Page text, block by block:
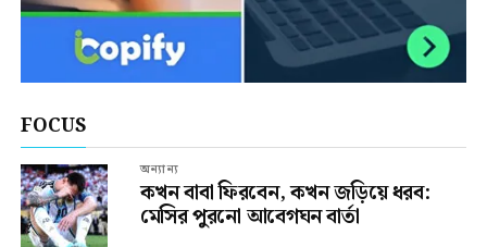
FOCUS
অন্যান্য
কখন বাবা ফিরবেন, কখন জড়িয়ে ধরব:
মেসির পুরনো আবেগঘন বার্তা